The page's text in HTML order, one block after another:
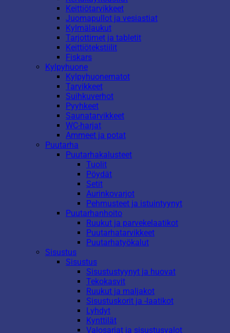
Keittiötarvikkeet
Juomapullot ja vesiastiat
Kylmälaukut
Tarjottimet ja tabletit
Keittiötekstiilit
Fiskars
Kylpyhuone
Kylpyhuonematot
Tarvikkeet
Suihkuverhot
Pyyhkeet
Saunatarvikkeet
WC-harjat
Ammeet ja potat
Puutarha
Puutarhakalusteet
Tuolit
Pöydät
Setit
Aurinkovarjot
Pehmusteet ja istuintyynyt
Puutarhanhoito
Ruukut ja parvekelaatikot
Puutarhatarvikkeet
Puutarhatyökalut
Sisustus
Sisustus
Sisustustyynyt ja huovat
Tekokasvit
Ruukut ja maljakot
Sisustuskorit ja -laatikot
Lyhdyt
Kynttilät
Valosarjat ja sisustusvalot